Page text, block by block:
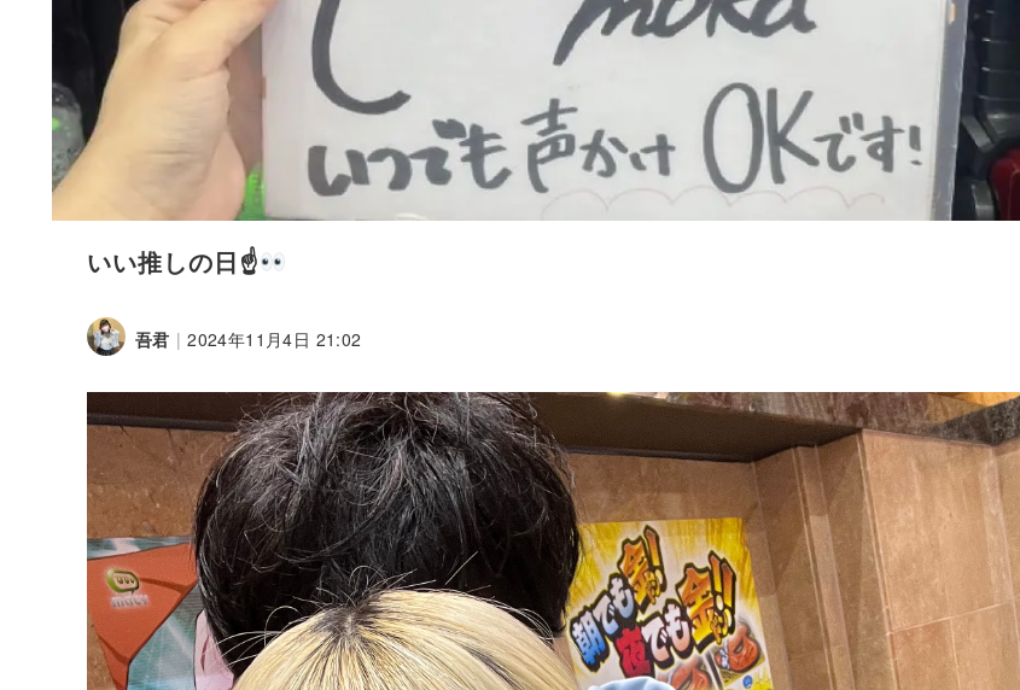
いい推しの日☝
吾君 | 2024年11月4日 21:02